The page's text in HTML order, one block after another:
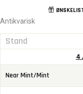
Antikvarisk
Stand
Near Mint/Mint